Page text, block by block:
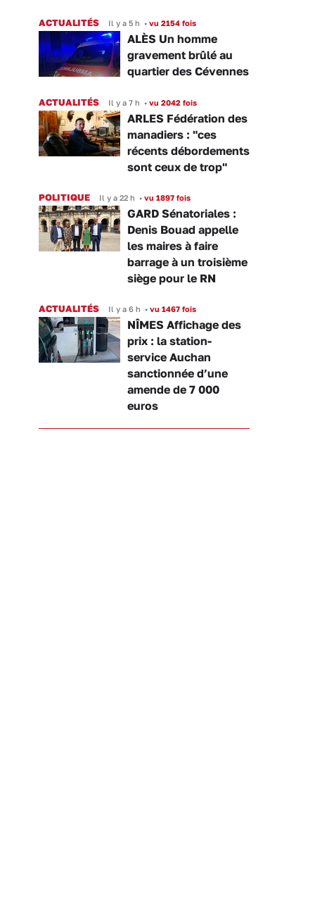
ACTUALITÉS Il y a 5 h • vu 2154 fois
ALÈS Un homme
gravement brûlé au
quartier des Cévennes
ACTUALITÉS Il y a 7 h • vu 2042 fois
ARLES Fédération des
manadiers : "ces
récents débordements
sont ceux de trop"
POLITIQUE Il y a 22 h • vu 1897 fois
GARD Sénatoriales :
Denis Bouad appelle
les maires à faire
barrage à un troisième
siège pour le RN
ACTUALITÉS Il y a 6 h • vu 1467 fois
NÎMES Affichage des
prix : la station-
service Auchan
sanctionnée d’une
amende de 7 000
euros